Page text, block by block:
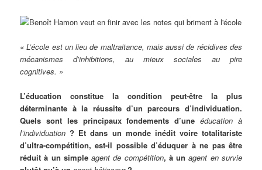
« L’école est un lieu de maltraitance, mais aussi de récidives des
mécanismes d’inhibitions, au mieux sociales au pire
cognitives. »
L’éducation constitue la condition peut-être la plus
déterminante à la réussite d’un parcours d’individuation.
Quels sont les principaux fondements d’uneéducation à
l’individuation ? Et dans un monde inédit voire totalitariste
d’ultra-compétition, est-il possible d’éduquer à ne pas être
réduit à un simpleagent de compétition, à unagent en survie